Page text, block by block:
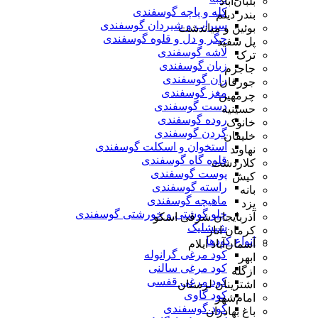
کله و پاچه گوسفندی
سیراب و شیردان گوسفندی
جگر و دل و قلوه گوسفندی
لاشه گوسفندی
زبان گوسفندی
ران گوسفندی
مغز گوسفندی
دست گوسفندی
روده گوسفندی
گردن گوسفندی
استخوان و اسکلت گوسفندی
قلوه گاه گوسفندی
پوست گوسفندی
راسته گوسفندی
ماهیچه گوسفندی
چلو گوشتی و خورشتی گوسفندی
شیشلیک
انواع کودها
کود مرغی گرانوله
کود مرغی سالنی
کود مرغی قفسی
کود گاوی
کود گوسفندی
بندر دیلم
بوئین و میاندشت
پل سفید
ترک
جاجرم
جورقان
چرمهین
حسینیه
خانوک
خلیفان
نهاوند
کلاردشت
کیش
بانه
یزد
آذربایجان شرقی اسکو
کرمان انار
آسمان‌آباد ایلام
ابهر
ازگله
اشترینان لرستان
امام‌شهر
باغ بهادران